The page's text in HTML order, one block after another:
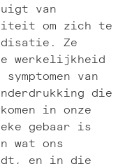
van
om zich te
Ze
werkelijkheid
van
die
in onze
gebaar is
wat ons
en in die